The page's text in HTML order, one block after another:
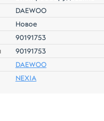
DAEWOO
Новое
90191753
90191753
DAEWOO
NEXIA